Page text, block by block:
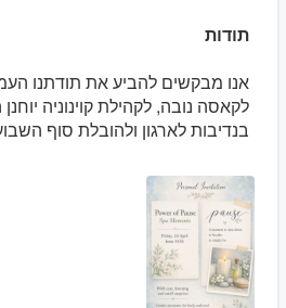
תודות
אנו מבקשים להביע את תודתנו
לקאסה נובה, לקהילת קוינוניה
בנדיבות לארגון ולהובלת סוף